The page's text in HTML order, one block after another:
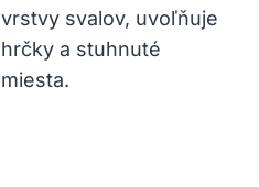
vrstvy svalov, uvoľňuje
hrčky a stuhnuté
miesta.